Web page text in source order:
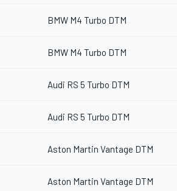
BMW M4 Turbo DTM
BMW M4 Turbo DTM
Audi RS 5 Turbo DTM
Audi RS 5 Turbo DTM
Aston Martin Vantage DTM
Aston Martin Vantage DTM